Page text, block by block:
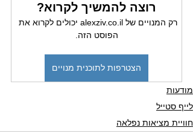
רוצה להמשיך לקרוא?
רק המנויים של alexziv.co.il יכולים לקרוא את
הפוסט הזה.
הצטרפות לתוכנית מנויים
מודעות
לייף סטייל
חוויית מציאות נפלאה